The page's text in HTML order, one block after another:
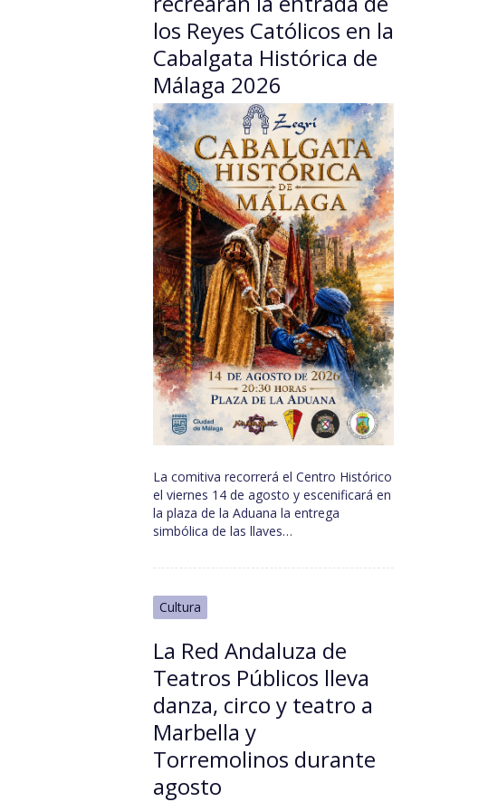
los Reyes Católicos en la
Cabalgata Histórica de
Málaga 2026
La comitiva recorrerá el Centro Histórico
el viernes 14 de agosto y escenificará en
la plaza de la Aduana la entrega
simbólica de las llaves…
Cultura
La Red Andaluza de
Teatros Públicos lleva
danza, circo y teatro a
Marbella y
Torremolinos durante
agosto